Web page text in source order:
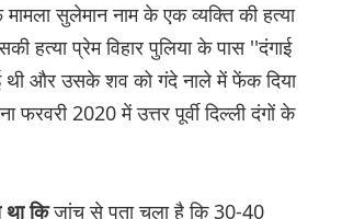
सुलेमान नाम के एक व्यक्ति की हत्या
हत्या प्रेम विहार पुलिया के पास ''दंगाई
थी और उसके शव को गंदे नाले में फेंक दिया
फरवरी 2020 में उत्तर पूर्वी दिल्ली दंगों के
था किजांच से पता चला है कि 30-40